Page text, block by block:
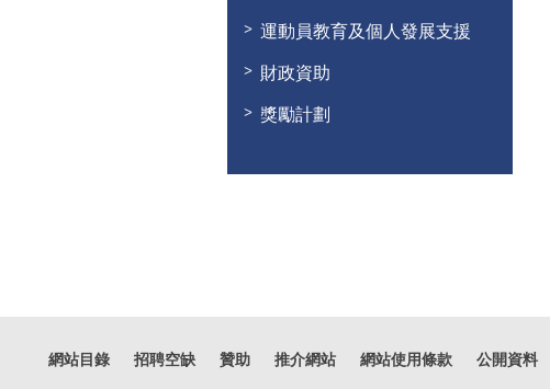
運動員教育及個人發展支援
財政資助
獎勵計劃
網站目錄 招聘空缺 贊助 推介網站 網站使用條款 公開資料